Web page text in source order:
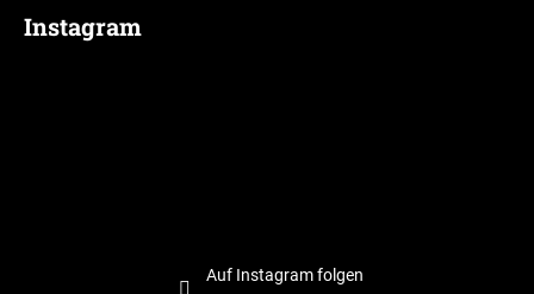
Instagram
Auf Instagram folgen